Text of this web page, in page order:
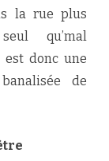
la rue plus
qu’mal
est donc une
de